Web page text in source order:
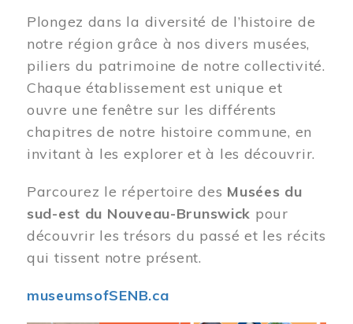
Plongez dans la diversité de l’histoire de
notre région grâce à nos divers musées,
piliers du patrimoine de notre collectivité.
Chaque établissement est unique et
ouvre une fenêtre sur les différents
chapitres de notre histoire commune, en
invitant à les explorer et à les découvrir.
Parcourez le répertoire des Musées du
sud-est du Nouveau-Brunswick pour
découvrir les trésors du passé et les récits
qui tissent notre présent.
museumsofSENB.ca